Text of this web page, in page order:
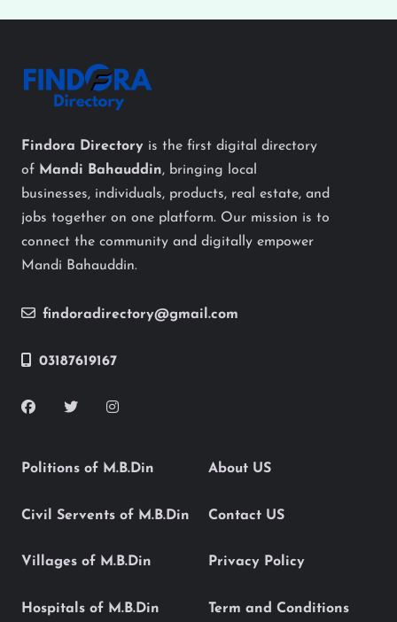
Findora Directory is the first digital directory
of Mandi Bahauddin, bringing local
businesses, individuals, products, real estate, and
jobs together on one platform. Our mission is to
connect the community and digitally empower
Mandi Bahauddin.
findoradirectory@gmail.com
03187619167
Politions of M.B.Din
Civil Servents of M.B.Din
Villages of M.B.Din
Hospitals of M.B.Din
About US
Contact US
Privacy Policy
Term and Conditions